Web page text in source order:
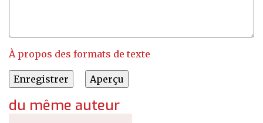
À propos des formats de texte
du même auteur